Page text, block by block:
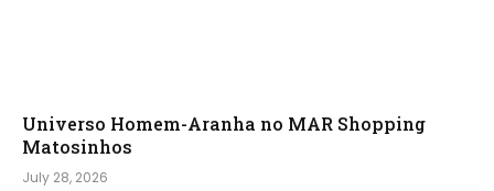
Universo Homem-Aranha no MAR Shopping
Matosinhos
July 28, 2026